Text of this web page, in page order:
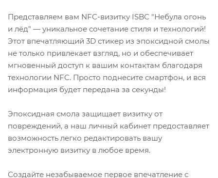
Представляем вам NFC-визитку ISBC "Небула огонь
и лёд" — уникальное сочетание стиля и технологий!
Этот впечатляющий 3D стикер из эпоксидной смолы
не только привлекает взгляд, но и обеспечивает
мгновенный доступ к вашим контактам благодаря
технологии NFC. Просто поднесите смартфон, и вся
информация будет передана за секунды!
Эпоксидная смола защищает визитку от
повреждений, а наш личный кабинет предоставляет
возможность легко редактировать вашу
электронную визитку в любое время.
Создайте незабываемое первое впечатление с